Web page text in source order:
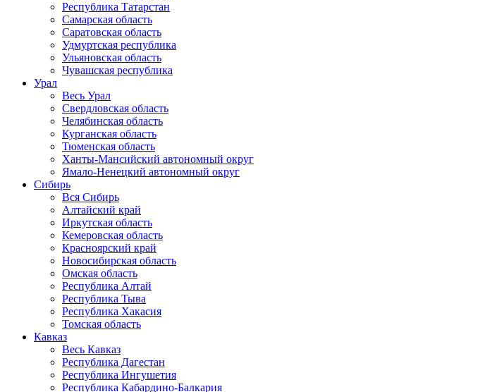
Республика Татарстан
Самарская область
Саратовская область
Удмуртская республика
Ульяновская область
Чувашская республика
Урал
Весь Урал
Свердловская область
Челябинская область
Курганская область
Тюменская область
Ханты-Мансийский автономный округ
Ямало-Ненецкий автономный округ
Сибирь
Вся Сибирь
Алтайский край
Иркутская область
Кемеровская область
Красноярский край
Новосибирская область
Омская область
Республика Алтай
Республика Тыва
Республика Хакасия
Томская область
Кавказ
Весь Кавказ
Республика Дагестан
Республика Ингушетия
Республика Кабардино-Балкария